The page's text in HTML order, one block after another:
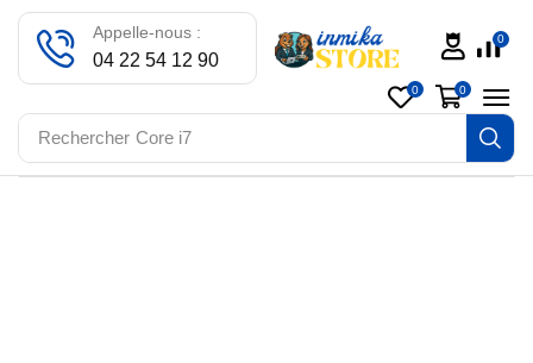
Rechercher Core i7
Appelle-nous :
04 22 54 12 90
0
0 0